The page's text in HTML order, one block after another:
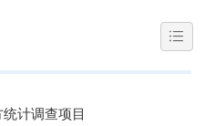
计调查项目